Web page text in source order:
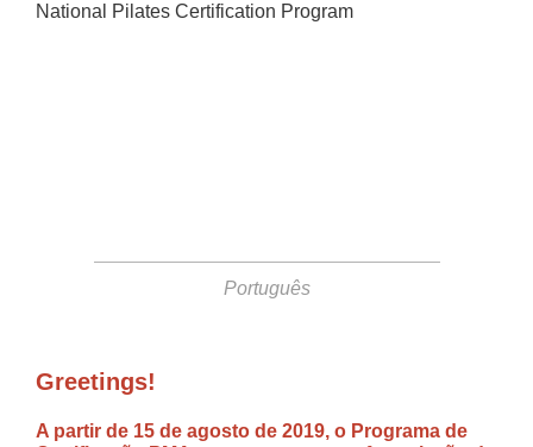
National Pilates Certification Program
Português
Greetings!
A partir de 15 de agosto de 2019, o Programa de